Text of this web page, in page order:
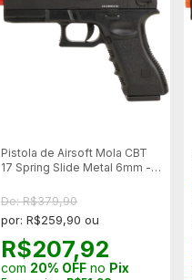
Pistola de Airsoft Mola CBT
17 Spring Slide Metal 6mm -
De: R$379,90
por: R$259,90 ou
R$207,92
com 20% OFF no Pix